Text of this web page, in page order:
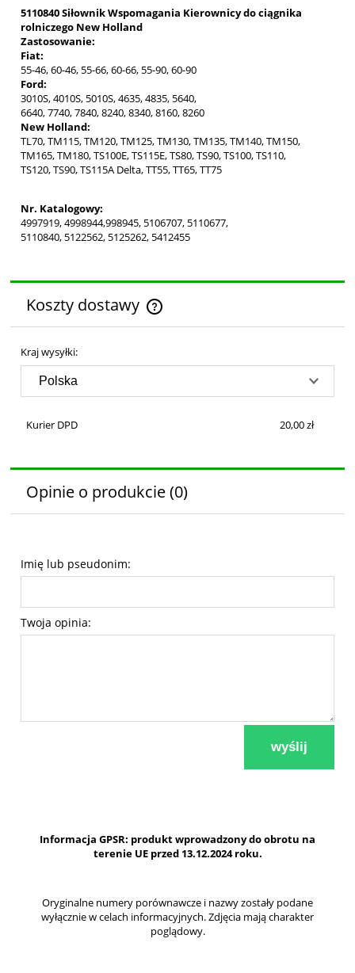
5110840 Siłownik Wspomagania Kierownicy do ciągnika
rolniczego New Holland
Zastosowanie:
Fiat:
55-46, 60-46, 55-66, 60-66, 55-90, 60-90
Ford:
3010S, 4010S, 5010S, 4635, 4835, 5640,
6640, 7740, 7840, 8240, 8340, 8160, 8260
New Holland:
TL70, TM115, TM120, TM125, TM130, TM135, TM140, TM150,
TM165, TM180, TS100E, TS115E, TS80, TS90, TS100, TS110,
TS120, TS90, TS115A Delta, TT55, TT65, TT75
Nr. Katalogowy:
4997919, 4998944,998945, 5106707, 5110677,
5110840, 5122562, 5125262, 5412455
Koszty dostawy
Cena nie zawiera ewentualnych kosztów płatności
Kraj wysyłki:
Kurier DPD 20,00 zł
Opinie o produkcie (0)
Imię lub pseudonim:
Twoja opinia:
wyślij
Informacja GPSR: produkt wprowadzony do obrotu na
terenie UE przed 13.12.2024 roku.
Oryginalne numery porównawcze i nazwy zostały podane
wyłącznie w celach informacyjnych. Zdjęcia mają charakter
poglądowy.